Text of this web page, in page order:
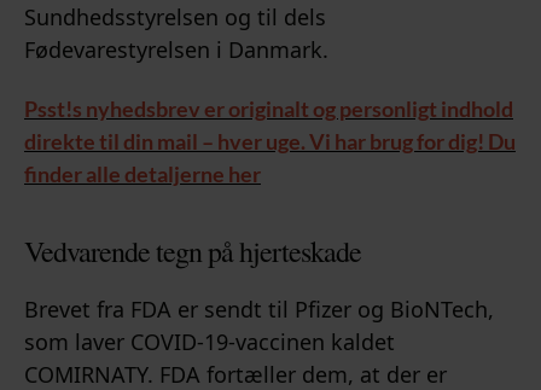
Sundhedsstyrelsen og til dels
Fødevarestyrelsen i Danmark.
Psst!s nyhedsbrev er originalt og personligt indhold
direkte til din mail – hver uge. Vi har brug for dig! Du
finder alle detaljerne her
Vedvarende tegn på hjerteskade
Brevet fra FDA er sendt til Pfizer og BioNTech,
som laver COVID-19-vaccinen kaldet
COMIRNATY. FDA fortæller dem, at der er